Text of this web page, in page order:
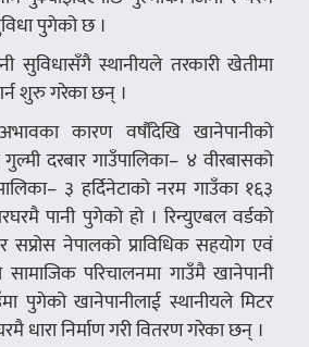
पुगेको छ ।
सुविधासँगै स्थानीयले तरकारी खेतीमा
शुरु गरेका छन् ।
कारण वर्षौंदेखि खानेपानीको
दरबार गाउँपालिका– ४ वीरबासको
३ हर्दिनेटाको नरम गाउँका १६३
पानी पुगेको हो । रिन्युएबल वर्डको
नेपालको प्राविधिक सहयोग एवं
परिचालनमा गाउँमै खानेपानी
पुगेको खानेपानीलाई स्थानीयले मिटर
धारा निर्माण गरी वितरण गरेका छन् ।